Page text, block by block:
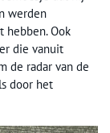
werden
hebben. Ook
die vanuit
de radar van de
door het